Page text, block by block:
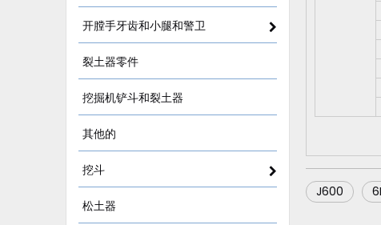
开膛手牙齿和小腿和警卫
裂土器零件
挖掘机铲斗和裂土器
其他的
挖斗
松土器
J600